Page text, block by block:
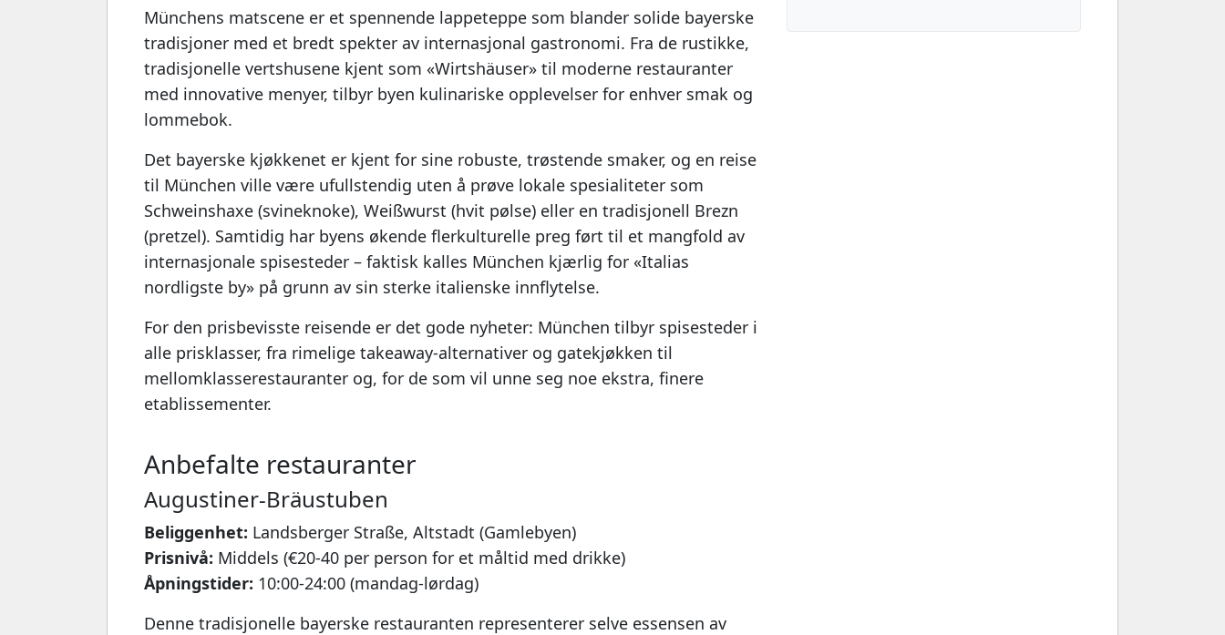
Münchens matscene er et spennende lappeteppe som blander solide bayerske
tradisjoner med et bredt spekter av internasjonal gastronomi. Fra de rustikke,
tradisjonelle vertshusene kjent som «Wirtshäuser» til moderne restauranter
med innovative menyer, tilbyr byen kulinariske opplevelser for enhver smak og
lommebok.
Det bayerske kjøkkenet er kjent for sine robuste, trøstende smaker, og en reise
til München ville være ufullstendig uten å prøve lokale spesialiteter som
Schweinshaxe (svineknoke), Weißwurst (hvit pølse) eller en tradisjonell Brezn
(pretzel). Samtidig har byens økende flerkulturelle preg ført til et mangfold av
internasjonale spisesteder – faktisk kalles München kjærlig for «Italias
nordligste by» på grunn av sin sterke italienske innflytelse.
For den prisbevisste reisende er det gode nyheter: München tilbyr spisesteder i
alle prisklasser, fra rimelige takeaway-alternativer og gatekjøkken til
mellomklasserestauranter og, for de som vil unne seg noe ekstra, finere
etablissementer.
Anbefalte restauranter
Augustiner-Bräustuben
Beliggenhet: Landsberger Straße, Altstadt (Gamlebyen)
Prisnivå: Middels (€20-40 per person for et måltid med drikke)
Åpningstider: 10:00-24:00 (mandag-lørdag)
Denne tradisjonelle bayerske restauranten representerer selve essensen av